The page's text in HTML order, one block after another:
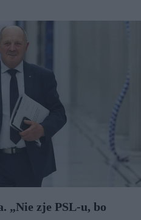
„Nie zje PSL-u, bo